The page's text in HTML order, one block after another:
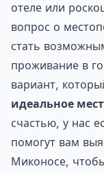
отеле или
вопрос о
стать
проживание в
вариант,
идеальное
счастью, у нас
помогут вам
Миконосе,